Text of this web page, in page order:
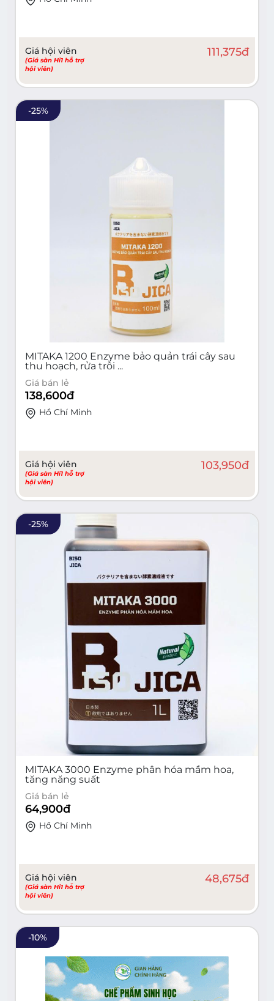
Giá hội viên
(Giá sàn Hi1 hỗ trợ
hội viên)
111,375đ
-25%
MITAKA 1200 Enzyme bảo quản trái cây sau
thu hoạch, rửa trôi ...
Giá bán lẻ
138,600đ
Hồ Chí Minh
Giá hội viên
(Giá sàn Hi1 hỗ trợ
hội viên)
103,950đ
-25%
MITAKA 3000 Enzyme phân hóa mầm hoa,
tăng năng suất
Giá bán lẻ
64,900đ
Hồ Chí Minh
Giá hội viên
(Giá sàn Hi1 hỗ trợ
hội viên)
48,675đ
-10%